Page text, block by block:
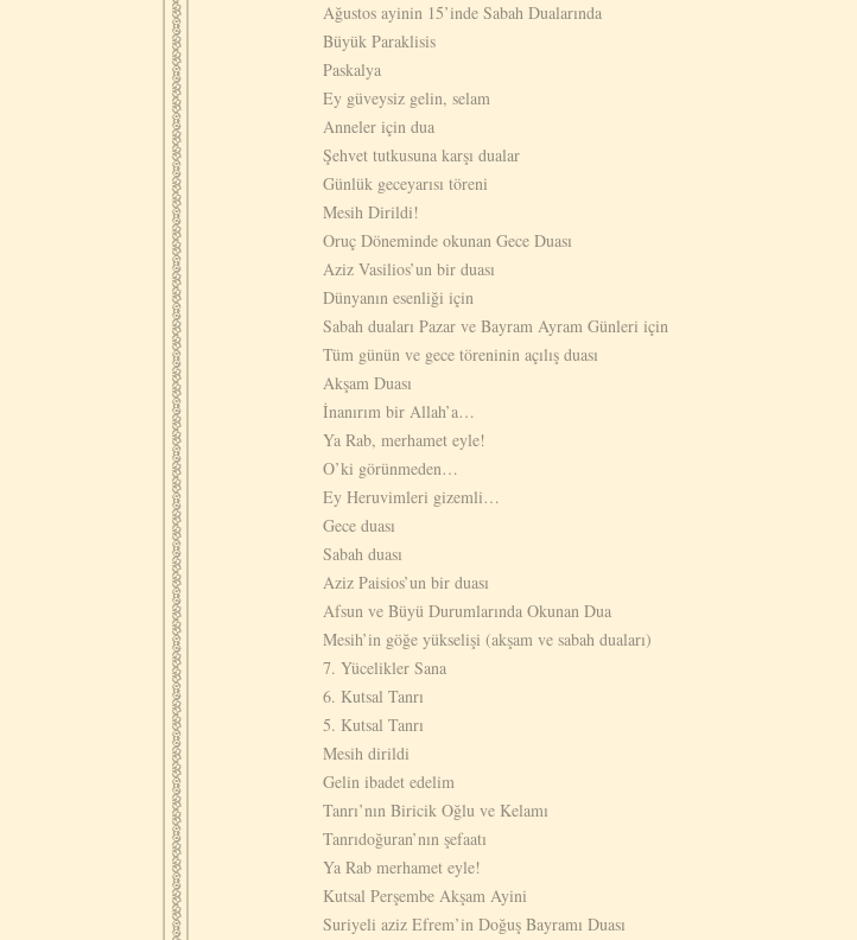
Ağustos ayinin 15’inde Sabah Dualarında
Büyük Paraklisis
Paskalya
Ey güveysiz gelin, selam
Anneler için dua
Şehvet tutkusuna karşı dualar
Günlük geceyarısı töreni
Mesih Dirildi!
Oruç Döneminde okunan Gece Duası
Aziz Vasilios’un bir duası
Dünyanın esenliği için
Sabah duaları Pazar ve Bayram Ayram Günleri için
Tüm günün ve gece töreninin açılış duası
Akşam Duası
İnanırım bir Allah’a…
Ya Rab, merhamet eyle!
O’ki görünmeden…
Ey Heruvimleri gizemli…
Gece duası
Sabah duası
Aziz Paisios’un bir duası
Afsun ve Büyü Durumlarında Okunan Dua
Mesih’in göğe yükselişi (akşam ve sabah duaları)
7. Yücelikler Sana
6. Kutsal Tanrı
5. Kutsal Tanrı
Mesih dirildi
Gelin ibadet edelim
Tanrı’nın Biricik Oğlu ve Kelamı
Tanrıdoğuran’nın şefaatı
Ya Rab merhamet eyle!
Kutsal Perşembe Akşam Ayini
Suriyeli aziz Efrem’in Doğuş Bayramı Duası